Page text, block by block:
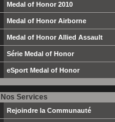
Medal of Honor 2010
Medal of Honor Airborne
Medal of Honor Allied Assault
Série Medal of Honor
eSport Medal of Honor
Nos Services
Rejoindre la Communauté